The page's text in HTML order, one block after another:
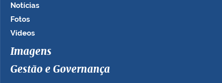
Notícias
Fotos
Vídeos
Imagens
Gestão e Governança